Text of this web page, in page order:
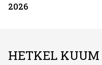
2026
HETKEL KUUM